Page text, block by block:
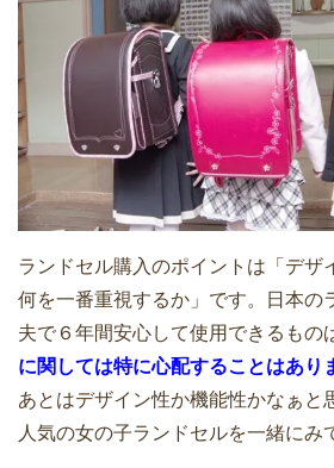
ランドセル購入のポイントは「デザ
何を一番重視するか」です。日本の
夫で６年間安心して使用できるもの
に関しては特に心配することはあり
あとはデザイン性か機能性かなぁと
人気の女の子ランドセルを一緒にみ